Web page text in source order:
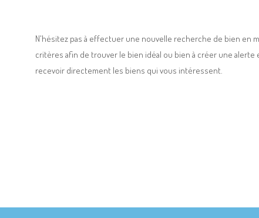
N'hésitez pas à effectuer une nouvelle recherche de bien en
critères afin de trouver le bien idéal ou bien à créer une alerte
recevoir directement les biens qui vous intéressent.